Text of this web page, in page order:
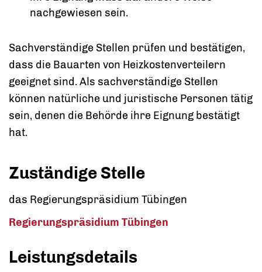
nachgewiesen sein.
Sachverständige Stellen prüfen und bestätigen,
dass die Bauarten von Heizkostenverteilern
geeignet sind. Als sachverständige Stellen
können natürliche und juristische Personen tätig
sein, denen die Behörde ihre Eignung bestätigt
hat.
Zuständige Stelle
das Regierungspräsidium Tübingen
Regierungspräsidium Tübingen
Leistungsdetails